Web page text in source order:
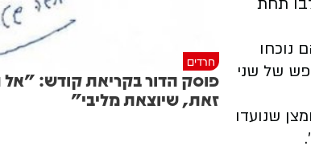
נוכחו
של שני
שנועדו
חרדים
פוסק הדור בקריאת קודש: "אל
זאת, שיוצאת מליבי"